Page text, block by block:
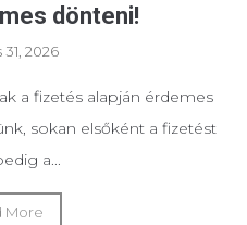
dönteni!
31, 2026
a fizetés alapján érdemes
sokan elsőként a fizetést
a...
More